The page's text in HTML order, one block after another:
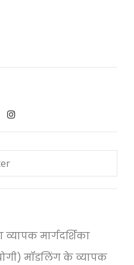
मार्गदर्शिका
मॉडलिंग के व्यापक